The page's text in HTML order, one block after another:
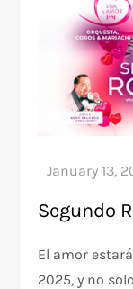
Segundo
El amor
2025, y no